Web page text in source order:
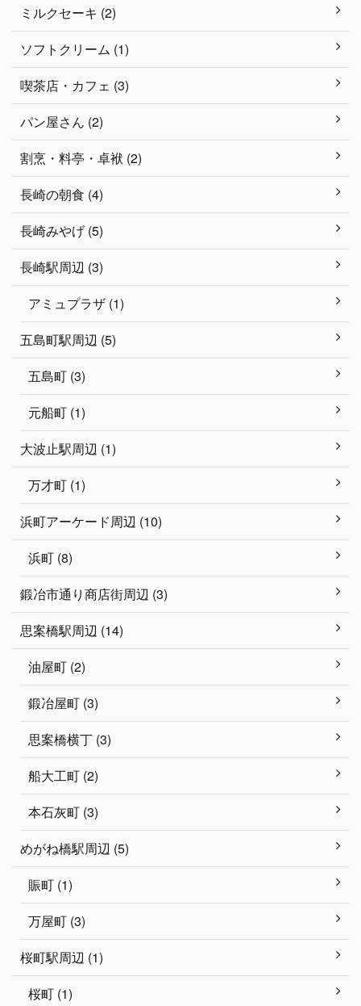
ミルクセーキ (2)
ソフトクリーム (1)
喫茶店・カフェ (3)
パン屋さん (2)
割烹・料亭・卓袱 (2)
長崎の朝食 (4)
長崎みやげ (5)
長崎駅周辺 (3)
アミュプラザ (1)
五島町駅周辺 (5)
五島町 (3)
元船町 (1)
大波止駅周辺 (1)
万才町 (1)
浜町アーケード周辺 (10)
浜町 (8)
鍛冶市通り商店街周辺 (3)
思案橋駅周辺 (14)
油屋町 (2)
鍛冶屋町 (3)
思案橋横丁 (3)
船大工町 (2)
本石灰町 (3)
めがね橋駅周辺 (5)
賑町 (1)
万屋町 (3)
桜町駅周辺 (1)
桜町 (1)